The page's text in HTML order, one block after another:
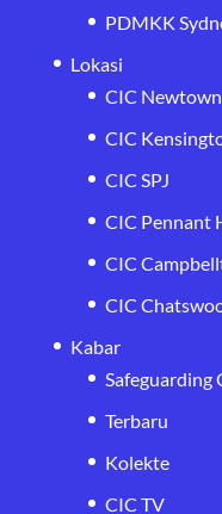
PDMKK
Lokasi
CIC
CIC
CIC SPJ
CIC Pennant
CIC
CIC
Kabar
Terbaru
Kolekte
CIC TV